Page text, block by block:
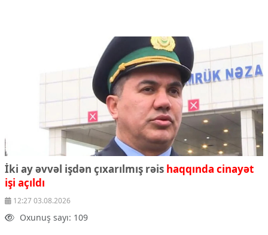
İki ay əvvəl işdən çıxarılmış rəis haqqında cinayət
işi açıldı
12:27 03.08.2026
Oxunuş sayı: 109